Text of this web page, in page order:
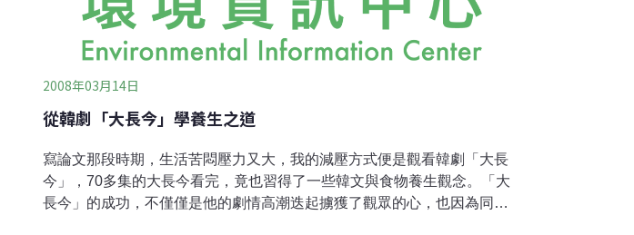
2008年03月14日
從韓劇「大長今」學養生之道
寫論文那段時期，生活苦悶壓力又大，我的減壓方式便是觀看韓劇「大長
今」，70多集的大長今看完，竟也習得了一些韓文與食物養生觀念。「大
長今」的成功，不僅僅是他的劇情高潮迭起擄獲了觀眾的心，也因為同時